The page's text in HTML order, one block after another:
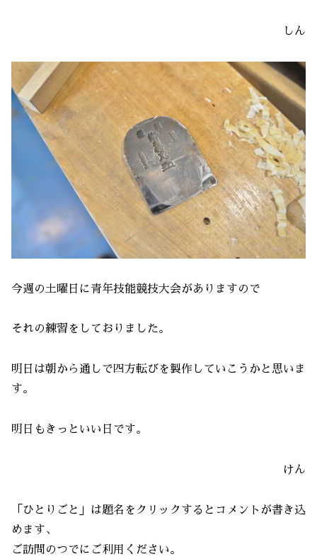
しん
今週の土曜日に青年技能競技大会がありますので
それの練習をしておりました。
明日は朝から通しで四方転びを製作していこうかと思いま
す。
明日もきっといい日です。
けん
「ひとりごと」は題名をクリックするとコメントが書き込
めます、
ご訪問のつでにご利用ください。